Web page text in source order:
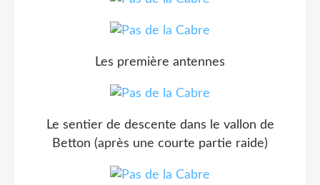
Les première antennes
Le sentier de descente dans le vallon de
Betton (après une courte partie raide)